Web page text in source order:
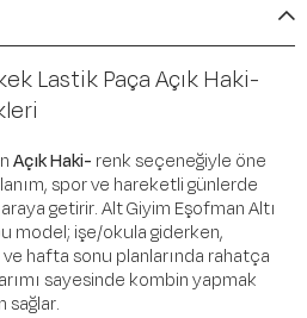
Lastik Paça Açık Haki-
Açık Haki- renk seçeneğiyle öne
spor ve hareketli günlerde
getirir. Alt Giyim Eşofman Altı
model; işe/okula giderken,
hafta sonu planlarında rahatça
sayesinde kombin yapmak
sağlar.